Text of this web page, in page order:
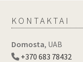
KONTAKTAI
Domosta, UAB
+370 683 78432